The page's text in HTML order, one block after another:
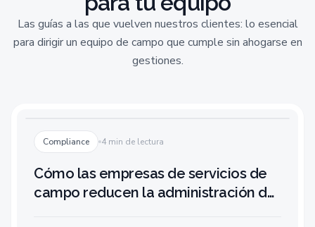
Las guías a las que vuelven nuestros clientes: lo esencial
para dirigir un equipo de campo que cumple sin ahogarse en
gestiones.
Compliance 4 min de lectura
Cómo las empresas de servicios de
campo reducen la administración de